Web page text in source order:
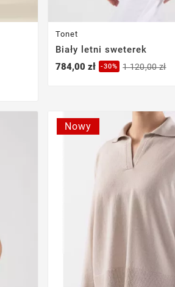
Tonet
Biały letni sweterek
784,00 zł
-30% 1 120,00 zł
Nowy